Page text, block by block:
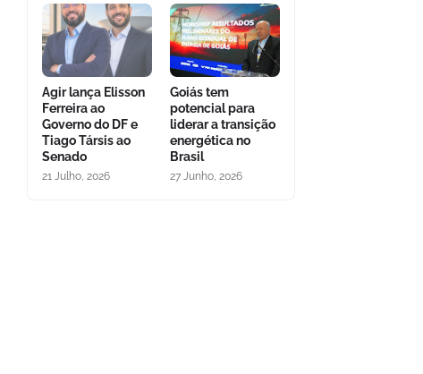
Agir lança Elisson
Ferreira ao
Governo do DF e
Tiago Társis ao
Senado
21 Julho, 2026
Goiás tem
potencial para
liderar a transição
energética no
Brasil
27 Junho, 2026